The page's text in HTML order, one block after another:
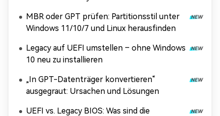
MBR oder GPT prüfen: Partitionsstil unter
Windows 11/10/7 und Linux herausfinden
Legacy auf UEFI umstellen – ohne Windows
10 neu zu installieren
„In GPT-Datenträger konvertieren“
ausgegraut: Ursachen und Lösungen
UEFI vs. Legacy BIOS: Was sind die